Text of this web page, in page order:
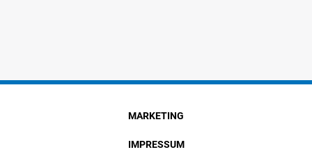
MARKETING
IMPRESSUM